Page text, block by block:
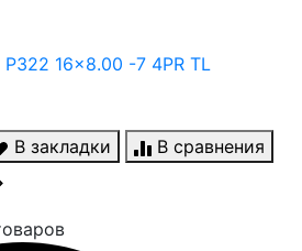
16x8.00 -7 4PR TL
В закладки
В сравнения